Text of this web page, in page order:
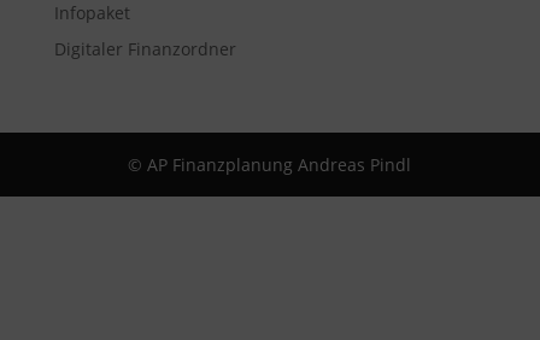
Infopaket
Digitaler Finanzordner
© AP Finanzplanung Andreas Pindl